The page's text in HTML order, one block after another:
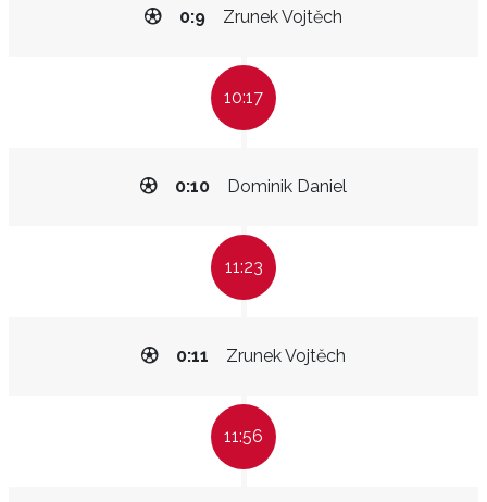
Zrunek Vojtěch
0:9
10:17
Dominik Daniel
0:10
11:23
Zrunek Vojtěch
0:11
11:56